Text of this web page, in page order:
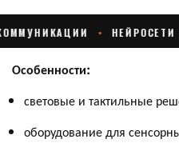
Особенности:
световые и тактильные
оборудование для